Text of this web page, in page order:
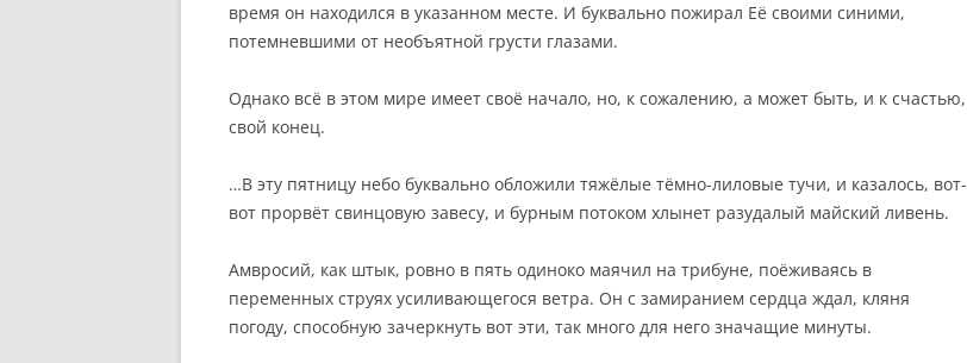
время он находился в указанном месте. И буквально пожирал Её своими синими,
потемневшими от необъятной грусти глазами.
Однако всё в этом мире имеет своё начало, но, к сожалению, а может быть, и к счастью,
свой конец.
…В эту пятницу небо буквально обложили тяжёлые тёмно-лиловые тучи, и казалось, вот-
вот прорвёт свинцовую завесу, и бурным потоком хлынет разудалый майский ливень.
Амвросий, как штык, ровно в пять одиноко маячил на трибуне, поёживаясь в
переменных струях усиливающегося ветра. Он с замиранием сердца ждал, кляня
погоду, способную зачеркнуть вот эти, так много для него значащие минуты.